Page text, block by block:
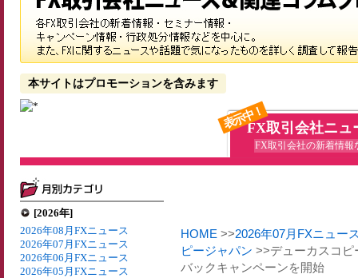
本サイトはプロモーションを含みます
表示中！FX取引会社ニュ
FX取引会社の新着情報
[2026年]
2026年08月FXニュース
2026年07月FXニュース
2026年06月FXニュース
2026年05月FXニュース
HOME >>2026年07月FXニュー
ピージャパン >>デューカスコピ
バックキャンペーンを開始